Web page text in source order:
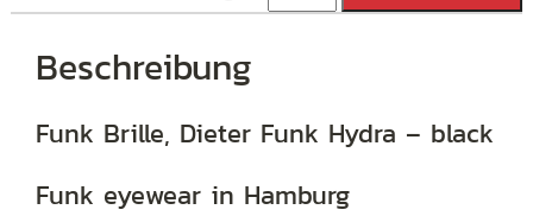
Brille,
Hydra
black
Beschreibung
Funk Brille, Dieter Funk Hydra – black
Funk eyewear in Hamburg